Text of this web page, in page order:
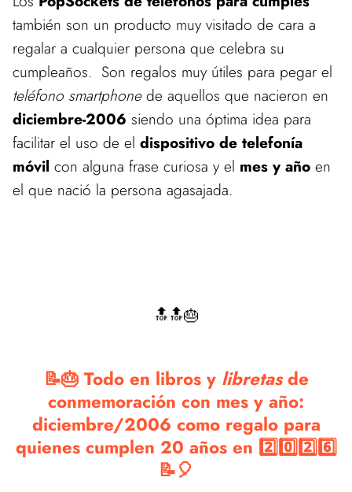
también son un producto muy visitado de cara a
regalar a cualquier persona que celebra su
cumpleaños. Son regalos muy útiles para pegar el
teléfono smartphonede aquellos que nacieron en
diciembre-2006 siendo una óptima idea para
facilitar el uso de el dispositivo de telefonía
móvil con alguna frase curiosa y el mes y año en
el que nació la persona agasajada.
🔝🔝🎂
📝🎂 Todo en libros y libretasde
conmemoración con mes y año:
diciembre/2006 como regalo para
quienes cumplen 20 años en 2️⃣0️⃣2️⃣6️⃣
📝🎈